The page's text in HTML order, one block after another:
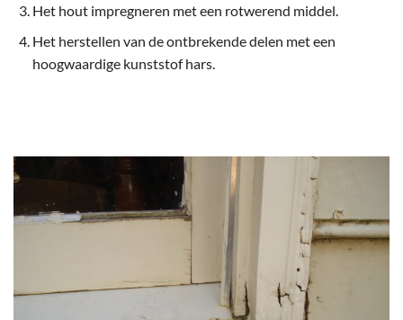
Het hout impregneren met een rotwerend middel.
Het herstellen van de ontbrekende delen met een
hoogwaardige kunststof hars.